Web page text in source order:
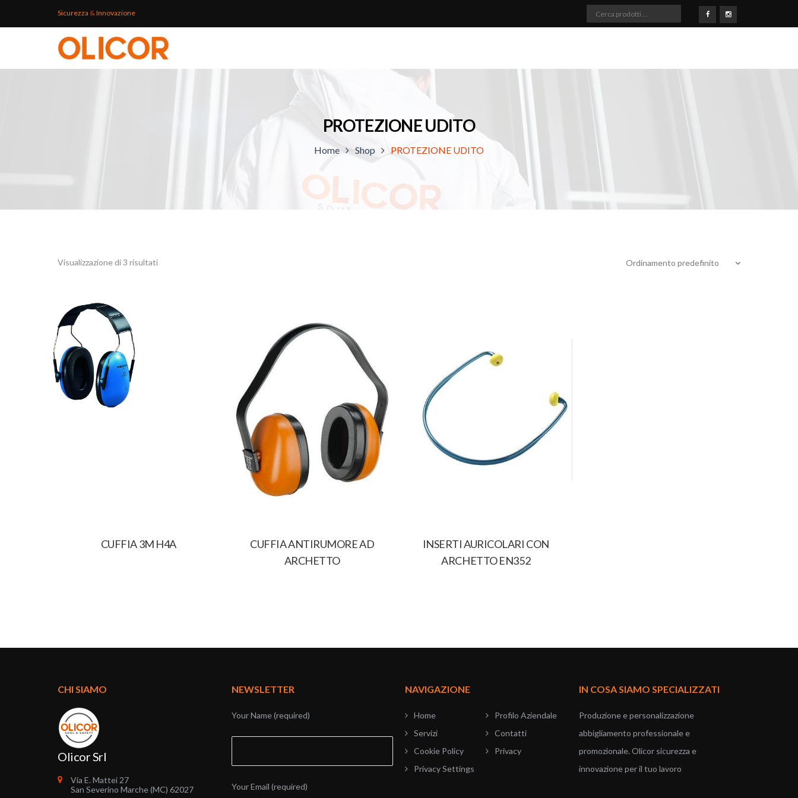
Sicurezza &Innovazione Cerca
PROTEZIONE UDITO
Home Shop PROTEZIONE UDITO
Visualizzazione di 3 risultati
CUFFIA 3M H4A
CUFFIA ANTIRUMORE AD
ARCHETTO
INSERTI AURICOLARI CON
ARCHETTO EN352
CHI SIAMO
Olicor Srl
Via E. Mattei 27
San Severino Marche (MC) 62027
NEWSLETTER
Your Name (required)
Your Email (required)
NAVIGAZIONE
Home
Profilo Aziendale
Servizi
Contatti
Cookie Policy
Privacy
Privacy Settings
IN COSA SIAMO SPECIALIZZATI
Produzione e personalizzazione
abbigliamento professionale e
promozionale. Olicor sicurezza e
innovazione per il tuo lavoro